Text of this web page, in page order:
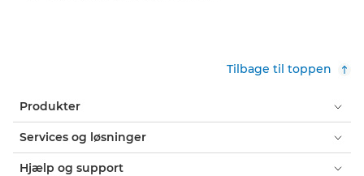
Tilbage til toppen
Produkter
Services og løsninger
Hjælp og support